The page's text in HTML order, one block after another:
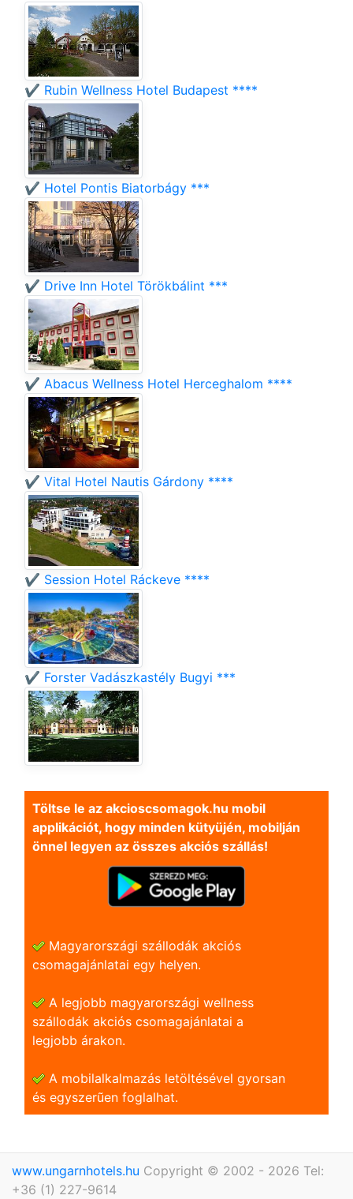
✔️ Rubin Wellness Hotel Budapest ****
✔️ Hotel Pontis Biatorbágy ***
✔️ Drive Inn Hotel Törökbálint ***
✔️ Abacus Wellness Hotel Herceghalom ****
✔️ Vital Hotel Nautis Gárdony ****
✔️ Session Hotel Ráckeve ****
✔️ Forster Vadászkastély Bugyi ***
Töltse le az akcioscsomagok.hu mobil
applikációt, hogy minden kütyüjén, mobilján
önnel legyen az összes akciós szállás!
Magyarországi szállodák akciós
csomagajánlatai egy helyen.
A legjobb magyarországi wellness
szállodák akciós csomagajánlatai a
legjobb árakon.
A mobilalkalmazás letöltésével gyorsan
és egyszerũen foglalhat.
www.ungarnhotels.hu Copyright © 2002 - 2026 Tel:
+36 (1) 227-9614